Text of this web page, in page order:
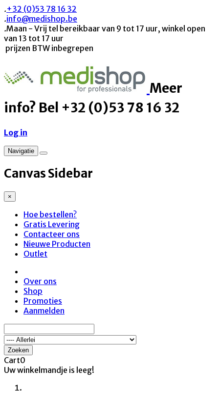
.+32 (0)53 78 16 32
.info@medishop.be
.Maan - Vrij tel bereikbaar van 9 tot 17 uur, winkel open
van 13 tot 17 uur
prijzen BTW inbegrepen
Meer
info? Bel +32 (0)53 78 16 32
Log in
Navigatie
Canvas Sidebar
×
Hoe bestellen?
Gratis Levering
Contacteer ons
Nieuwe Producten
Outlet
Over ons
Shop
Promoties
Aanmelden
Zoeken
Cart0
Uw winkelmandje is leeg!